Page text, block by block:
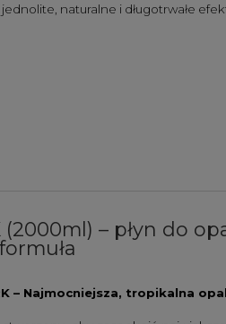
naturalne i długotrwałe
(2000ml) – płyn do
– Najmocniejsza, tropikalna